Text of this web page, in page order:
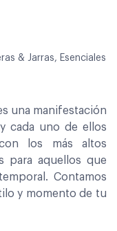
& Jarras, Esenciales
una manifestación
cada uno de ellos
los más altos
para aquellos que
Contamos
y momento de tu